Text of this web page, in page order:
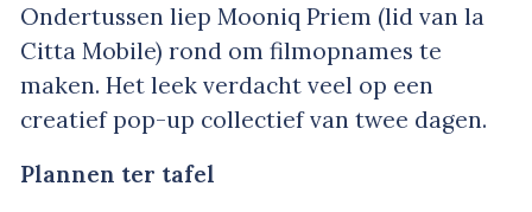
Ondertussen liep Mooniq Priem (lid van la
Citta Mobile) rond om filmopnames te
maken. Het leek verdacht veel op een
creatief pop-up collectief van twee dagen.
Plannen ter tafel